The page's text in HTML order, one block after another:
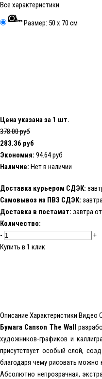
Все характеристики
Размер: 50 x 70 см
Цена указана за 1 шт.
378.00 руб
283.36 руб
Экономия: 94.64 руб
Наличие: Нет в наличии
Доставка курьером СДЭК:
Самовывоз из ПВЗ СДЭК:
Доставка в постамат: завтра
Количество:
-
+
Купить в 1 клик
Описание Характеристики Видео
Бумага Canson The Wall
художников-графиков и
присутствует особый слой,
благодаря чему рисовать можно
Абсолютно непрозрачная,